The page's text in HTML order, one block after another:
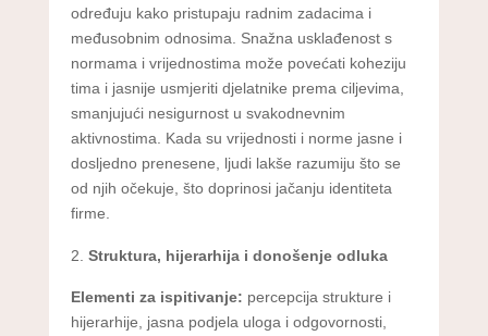
određuju kako pristupaju radnim zadacima i
međusobnim odnosima. Snažna usklađenost s
normama i vrijednostima može povećati koheziju
tima i jasnije usmjeriti djelatnike prema ciljevima,
smanjujući nesigurnost u svakodnevnim
aktivnostima. Kada su vrijednosti i norme jasne i
dosljedno prenesene, ljudi lakše razumiju što se
od njih očekuje, što doprinosi jačanju identiteta
firme.
Struktura, hijerarhija i donošenje odluka
Elementi za ispitivanje: percepcija strukture i
hijerarhije, jasna podjela uloga i odgovornosti,